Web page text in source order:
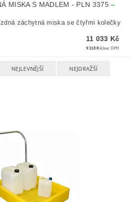
MISKA S MADLEM - PLN 3375–
záchytná miska se čtyřmi kolečky
11 033 Kč
9 118 Kč bez DPH
NEJLEVNĚJŠÍ NEJDRAŽŠÍ